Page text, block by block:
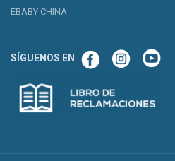
EBABY CHINA
SÍGUENOS EN